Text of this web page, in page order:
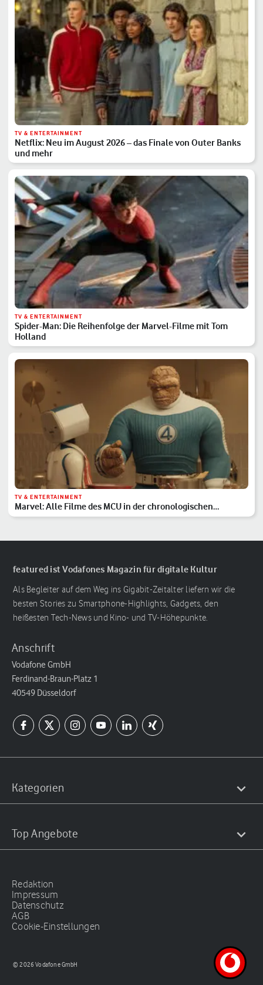
TV & ENTERTAINMENT
Netflix: Neu im August 2026 – das Finale von Outer Banks
und mehr
TV & ENTERTAINMENT
Spider-Man: Die Reihenfolge der Marvel-Filme mit Tom
Holland
TV & ENTERTAINMENT
Marvel: Alle Filme des MCU in der chronologischen
Reihenfolge
featured ist Vodafones Magazin für digitale Kultur
Als Begleiter auf dem Weg ins Gigabit-Zeitalter liefern wir die
besten Stories zu Smartphone-Highlights, Gadgets, den
heißesten Tech-News und Kino- und TV-Höhepunkte.
Anschrift
Vodafone GmbH
Ferdinand-Braun-Platz 1
40549 Düsseldorf
Kategorien
Top Angebote
Redaktion
Impressum
Datenschutz
AGB
Cookie-Einstellungen
© 2026 Vodafone GmbH